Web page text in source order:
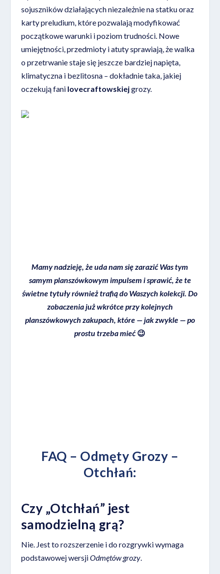
sojuszników działających niezależnie na statku oraz
karty preludium, które pozwalają modyfikować
początkowe warunki i poziom trudności. Nowe
umiejętności, przedmioty i atuty sprawiają, że walka
o przetrwanie staje się jeszcze bardziej napięta,
klimatyczna i bezlitosna – dokładnie taka, jakiej
oczekują fani lovecraftowskiejgrozy.
Mamy nadzieję, że uda nam się zarazić Was tym
samym planszówkowym impulsem i sprawić, że te
świetne tytuły również trafią do Waszych kolekcji. Do
zobaczenia już wkrótce przy kolejnych
planszówkowych zakupach, które — jak zwykle — po
prostu trzeba mieć😉
FAQ – Odmęty Grozy –
Otchłań:
Czy „Otchłań” jest
samodzielną grą?
Nie. Jest to rozszerzenie i do rozgrywki wymaga
podstawowej wersjiOdmętów grozy.